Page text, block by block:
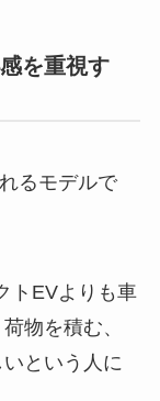
を重視す
るモデルで
トEVよりも車
物を積む、
という人に